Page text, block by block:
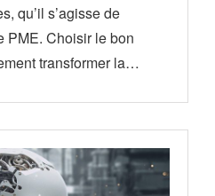
qu’il s’agisse de
PME. Choisir le bon
transformer la…